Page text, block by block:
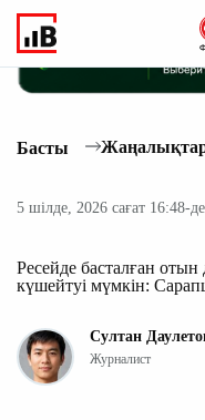
Басты
5 шілде, 2026 сағат 16:48-де
Ресейде басталған
күшейтуі мүмкін:
Султан
Журналист